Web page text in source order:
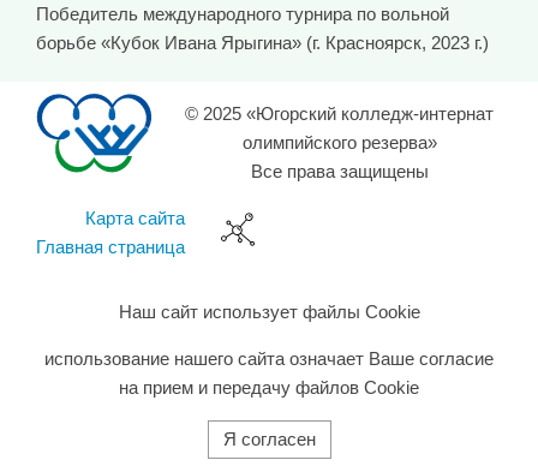
Победитель международного турнира по вольной
борьбе «Кубок Ивана Ярыгина» (г. Красноярск, 2023 г.)
© 2025 «Югорский колледж-интернат
олимпийского резерва»
Все права защищены
Карта сайта
Главная страница
Наш сайт использует файлы Cookie
использование нашего сайта означает Ваше согласие
на прием и передачу файлов Cookie
Я согласен